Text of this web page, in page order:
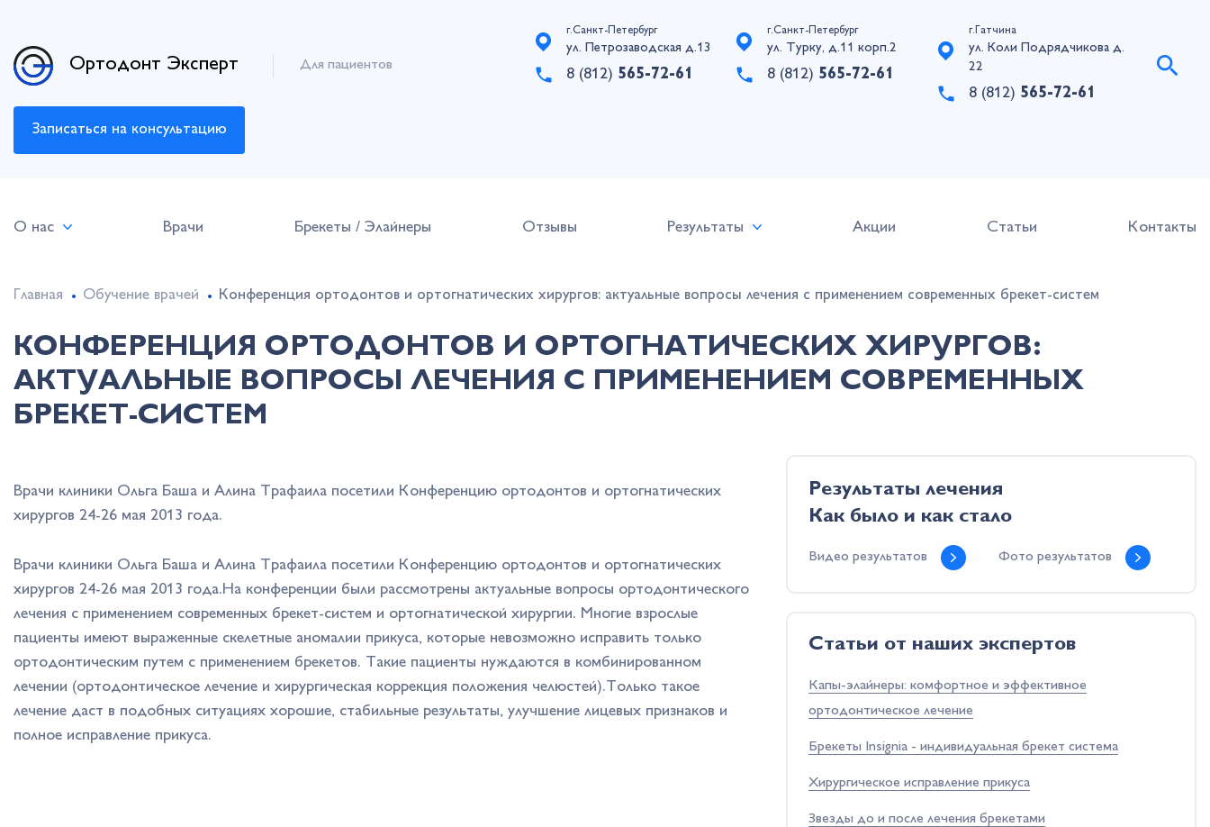
Ортодонт Эксперт Для пациентов
г.Санкт-Петербург
ул. Петрозаводская д.13
8 (812) 565-72-61
г.Санкт-Петербург
ул. Турку, д.11 корп.2
8 (812) 565-72-61
г.Гатчина
ул. Коли Подрядчикова д.
22
8 (812) 565-72-61
Записаться на консультацию
О нас Врачи Брекеты / Элайнеры Отзывы Результаты Акции Статьи Контакты
Главная Обучение врачей Конференция ортодонтов и ортогнатических хирургов: актуальные вопросы лечения с применением современных брекет-систем
КОНФЕРЕНЦИЯ ОРТОДОНТОВ И ОРТОГНАТИЧЕСКИХ ХИРУРГОВ:
АКТУАЛЬНЫЕ ВОПРОСЫ ЛЕЧЕНИЯ С ПРИМЕНЕНИЕМ СОВРЕМЕННЫХ
БРЕКЕТ-СИСТЕМ
Врачи клиники Ольга Баша и Алина Трафаила посетили Конференцию ортодонтов и ортогнатических
хирургов 24-26 мая 2013 года.
Врачи клиники Ольга Баша и Алина Трафаила посетили Конференцию ортодонтов и ортогнатических
хирургов 24-26 мая 2013 года.На конференции были рассмотрены актуальные вопросы ортодонтического
лечения с применением современных брекет-систем и ортогнатической хирургии. Многие взрослые
пациенты имеют выраженные скелетные аномалии прикуса, которые невозможно исправить только
ортодонтическим путем с применением брекетов. Такие пациенты нуждаются в комбинированном
лечении (ортодонтическое лечение и хирургическая коррекция положения челюстей).Только такое
лечение даст в подобных ситуациях хорошие, стабильные результаты, улучшение лицевых признаков и
полное исправление прикуса.
Результаты лечения
Как было и как стало
Видео результатов Фото результатов
Cтатьи от наших экспертов
Капы-элайнеры: комфортное и эффективное
ортодонтическое лечение
Брекеты Insignia - индивидуальная брекет система
Хирургическое исправление прикуса
Звезды до и после лечения брекетами